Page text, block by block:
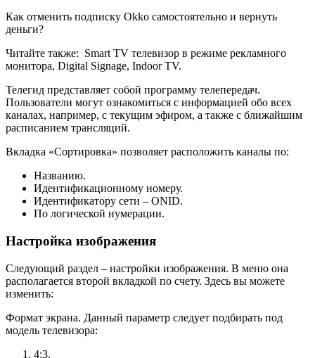
Как отменить подписку Okko самостоятельно и вернуть
деньги?
Читайте также: Smart TV телевизор в режиме рекламного
монитора, Digital Signage, Indoor TV.
Телегид представляет собой программу телепередач.
Пользователи могут ознакомиться с информацией обо всех
каналах, например, с текущим эфиром, а также с ближайшим
расписанием трансляций.
Вкладка «Сортировка» позволяет расположить каналы по:
Названию.
Идентификационному номеру.
Идентификатору сети – ONID.
По логической нумерации.
Настройка изображения
Следующий раздел – настройки изображения. В меню она
располагается второй вкладкой по счету. Здесь вы можете
изменить:
Формат экрана. Данный параметр следует подбирать под
модель телевизора:
4:3.